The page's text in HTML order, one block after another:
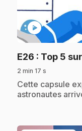
play_circle
E26 : Top 5
2 min 17 s
.Cette capsule
astronautes